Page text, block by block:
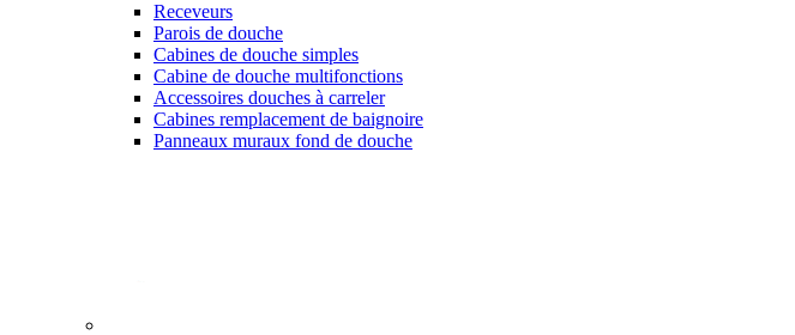
Receveurs
Parois de douche
Cabines de douche simples
Cabine de douche multifonctions
Accessoires douches à carreler
Cabines remplacement de baignoire
Panneaux muraux fond de douche